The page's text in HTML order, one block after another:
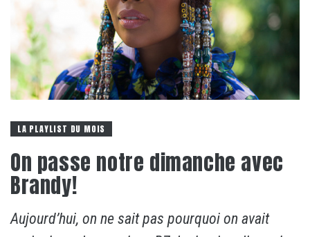
LA PLAYLIST DU MOIS
On passe notre dimanche avec
Brandy!
Aujourd’hui, on ne sait pas pourquoi on avait